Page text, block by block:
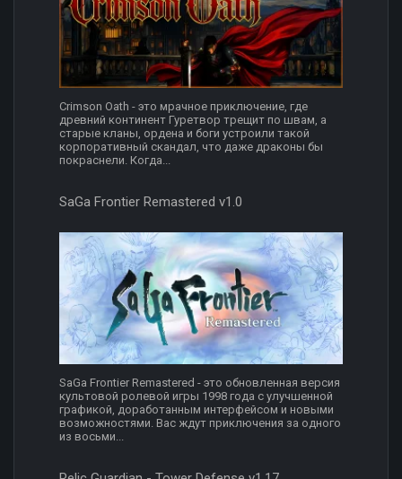
Crimson Oath - это мрачное приключение, где
древний континент Гуретвор трещит по швам, а
старые кланы, ордена и боги устроили такой
корпоративный скандал, что даже драконы бы
покраснели. Когда...
SaGa Frontier Remastered v1.0
SaGa Frontier Remastered - это обновленная версия
культовой ролевой игры 1998 года с улучшенной
графикой, доработанным интерфейсом и новыми
возможностями. Вас ждут приключения за одного
из восьми...